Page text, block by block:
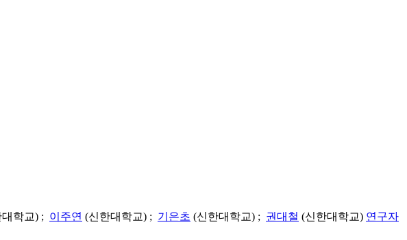
학교) ; 이주연 (신한대학교) ; 기은초 (신한대학교) ; 권대철 (신한대학교) 연구자